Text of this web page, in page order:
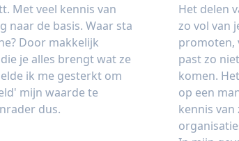
Met veel kennis van
naar de basis. Waar sta
Door makkelijk
je alles brengt wat ze
ik me gesterkt om
mijn waarde te
dus.
Het delen
zo vol van
promoten,
past zo
komen.
op een
kennis